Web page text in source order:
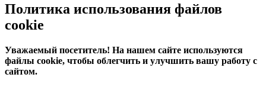
Политика использования файлов
cookie
Уважаемый посетитель! На нашем сайте используются
файлы cookie, чтобы облегчить и улучшить вашу работу с
сайтом.